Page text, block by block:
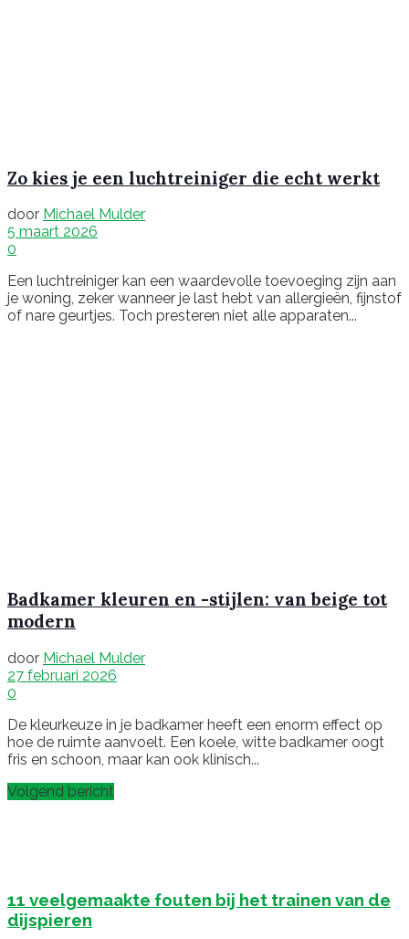
Zo kies je een luchtreiniger die echt werkt
door Michael Mulder
5 maart 2026
0
Een luchtreiniger kan een waardevolle toevoeging zijn aan
je woning, zeker wanneer je last hebt van allergieën, fijnstof
of nare geurtjes. Toch presteren niet alle apparaten...
Badkamer kleuren en -stijlen: van beige tot
modern
door Michael Mulder
27 februari 2026
0
De kleurkeuze in je badkamer heeft een enorm effect op
hoe de ruimte aanvoelt. Een koele, witte badkamer oogt
fris en schoon, maar kan ook klinisch...
Volgend bericht
11 veelgemaakte fouten bij het trainen van de
dijspieren